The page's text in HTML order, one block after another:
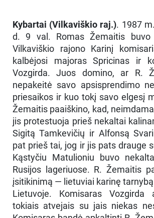
Kybartai (Vilkaviškio raj.). 1987
d. 9 val. Romas Žemaitis buvo
Vilkaviškio rajono Karinį
kalbėjosi majoras Spricinas ir
Vozgirda. Juos domino, ar R.
nepakeitė savo apsisprendimo
priesaikos ir kuo tokį savo elgesį
Žemaitis paaiškino, kad,
jis protestuoja prieš nekaltai
Sigitą Tamkevičių ir Alfonsą
pat prieš tai, jog ir jis pats drauge
Kąstyčiu Matulioniu buvo
Rusijos lageriuose. R. Žemaitis
įsitikinimą — lietuviai karinę
Lietuvoje. Komisaras Vozgirda
tokiais atvejais su jais niekas